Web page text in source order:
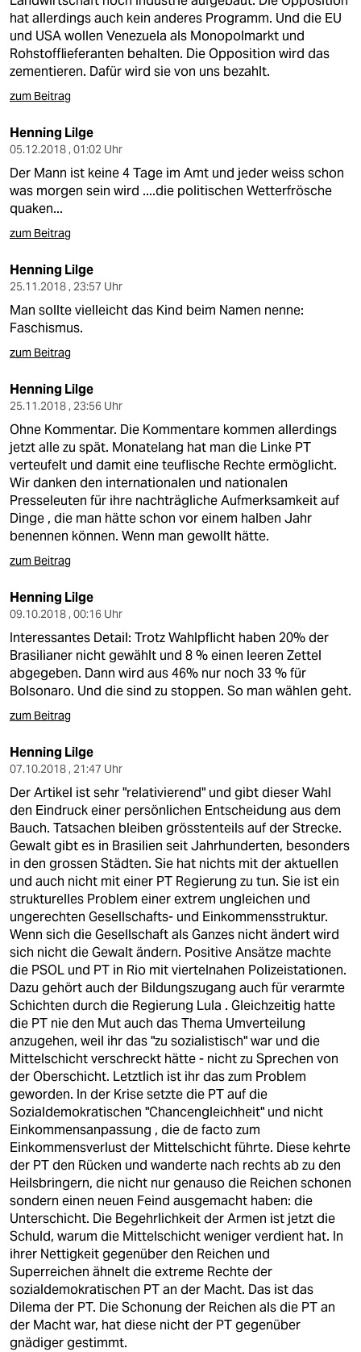
hat allerdings auch kein anderes Programm. Und die EU
und USA wollen Venezuela als Monopolmarkt und
Rohstofflieferanten behalten. Die Opposition wird das
zementieren. Dafür wird sie von uns bezahlt.
zum Beitrag
Henning Lilge
05.12.2018 , 01:02 Uhr
Der Mann ist keine 4 Tage im Amt und jeder weiss schon
was morgen sein wird ....die politischen Wetterfrösche
quaken...
zum Beitrag
Henning Lilge
25.11.2018 , 23:57 Uhr
Man sollte vielleicht das Kind beim Namen nenne:
Faschismus.
zum Beitrag
Henning Lilge
25.11.2018 , 23:56 Uhr
Ohne Kommentar. Die Kommentare kommen allerdings
jetzt alle zu spät. Monatelang hat man die Linke PT
verteufelt und damit eine teuflische Rechte ermöglicht.
Wir danken den internationalen und nationalen
Presseleuten für ihre nachträgliche Aufmerksamkeit auf
Dinge , die man hätte schon vor einem halben Jahr
benennen können. Wenn man gewollt hätte.
zum Beitrag
Henning Lilge
09.10.2018 , 00:16 Uhr
Interessantes Detail: Trotz Wahlpflicht haben 20% der
Brasilianer nicht gewählt und 8 % einen leeren Zettel
abgegeben. Dann wird aus 46% nur noch 33 % für
Bolsonaro. Und die sind zu stoppen. So man wählen geht.
zum Beitrag
Henning Lilge
07.10.2018 , 21:47 Uhr
Der Artikel ist sehr "relativierend" und gibt dieser Wahl
den Eindruck einer persönlichen Entscheidung aus dem
Bauch. Tatsachen bleiben grösstenteils auf der Strecke.
Gewalt gibt es in Brasilien seit Jahrhunderten, besonders
in den grossen Städten. Sie hat nichts mit der aktuellen
und auch nicht mit einer PT Regierung zu tun. Sie ist ein
strukturelles Problem einer extrem ungleichen und
ungerechten Gesellschafts- und Einkommensstruktur.
Wenn sich die Gesellschaft als Ganzes nicht ändert wird
sich nicht die Gewalt ändern. Positive Ansätze machte
die PSOL und PT in Rio mit viertelnahen Polizeistationen.
Dazu gehört auch der Bildungszugang auch für verarmte
Schichten durch die Regierung Lula . Gleichzeitig hatte
die PT nie den Mut auch das Thema Umverteilung
anzugehen, weil ihr das "zu sozialistisch" war und die
Mittelschicht verschreckt hätte - nicht zu Sprechen von
der Oberschicht. Letztlich ist ihr das zum Problem
geworden. In der Krise setzte die PT auf die
Sozialdemokratischen "Chancengleichheit" und nicht
Einkommensanpassung , die de facto zum
Einkommensverlust der Mittelschicht führte. Diese kehrte
der PT den Rücken und wanderte nach rechts ab zu den
Heilsbringern, die nicht nur genauso die Reichen schonen
sondern einen neuen Feind ausgemacht haben: die
Unterschicht. Die Begehrlichkeit der Armen ist jetzt die
Schuld, warum die Mittelschicht weniger verdient hat. In
ihrer Nettigkeit gegenüber den Reichen und
Superreichen ähnelt die extreme Rechte der
sozialdemokratischen PT an der Macht. Das ist das
Dilema der PT. Die Schonung der Reichen als die PT an
der Macht war, hat diese nicht der PT gegenüber
gnädiger gestimmt.